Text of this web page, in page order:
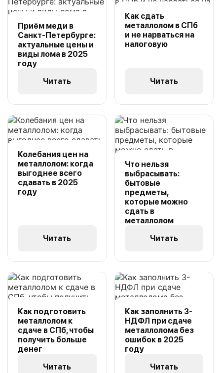
Приём меди в
Санкт-Петербурге:
актуальные цены и
виды лома в 2025
году
Читать
Как сдать
металлолом в СПб
и не нарваться на
налоговую
Читать
Колебания цен на
металлолом: когда
выгоднее всего
сдавать в 2025
году
Читать
Что нельзя
выбрасывать:
бытовые
предметы,
которые можно
сдать в
металлолом
Читать
Как подготовить
металлолом к
сдаче в СПб, чтобы
получить больше
денег
Читать
Как заполнить 3-
НДФЛ при сдаче
металлолома без
ошибок в 2025
году
Читать